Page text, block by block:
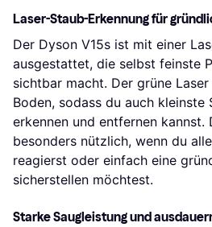
Laser-Staub-Erkennung für
Der Dyson V15s ist mit einer
ausgestattet, die selbst feinste
sichtbar macht. Der grüne
Boden, sodass du auch kleinste
erkennen und entfernen kannst.
besonders nützlich, wenn du
reagierst oder einfach eine
sicherstellen möchtest.
Starke Saugleistung und